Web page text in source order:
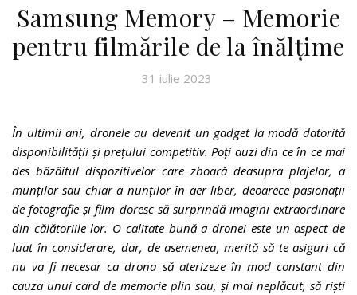
Samsung Memory – Memorie
pentru filmările de la înălțime
31 iulie 2023
În ultimii ani, dronele au devenit un gadget la modă datorită
disponibilității și prețului competitiv. Poți auzi din ce în ce mai
des bâzâitul dispozitivelor care zboară deasupra plajelor, a
munților sau chiar a nunților în aer liber, deoarece pasionații
de fotografie și film doresc să surprindă imagini extraordinare
din călătoriile lor. O calitate bună a dronei este un aspect de
luat în considerare, dar, de asemenea, merită să te asiguri că
nu va fi necesar ca drona să aterizeze în mod constant din
cauza unui card de memorie plin sau, și mai neplăcut, să riști